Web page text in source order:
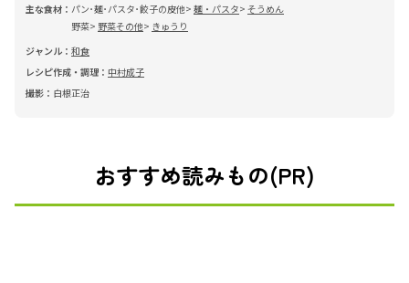
主な食材： パン･麺･パスタ･餃子の皮他 麺・パスタ
そうめん
野菜
野菜その他
きゅうり
ジャンル： 和食
レシピ作成・調理： 中村成子
撮影： 白根正治
おすすめ読みもの(PR)